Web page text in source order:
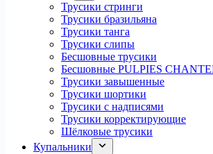
Трусики стринги
Трусики бразильяна
Трусики танга
Трусики слипы
Бесшовные трусики
Бесшовные PULPIES
Трусики завышенные
Трусики шортики
Трусики с надписями
Трусики корректирующие
Шёлковые трусики
Купальники